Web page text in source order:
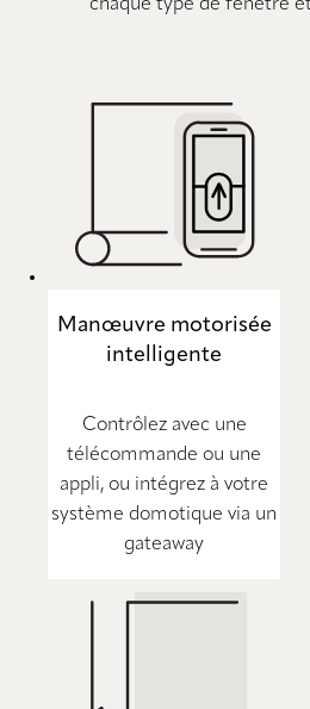
chaque type de fenêtre
Manœuvre motorisée
intelligente
Contrôlez avec une
télécommande ou une
appli, ou intégrez à votre
système domotique via un
gateaway